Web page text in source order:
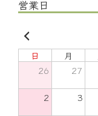
営業日
日 月
26 27
2 3